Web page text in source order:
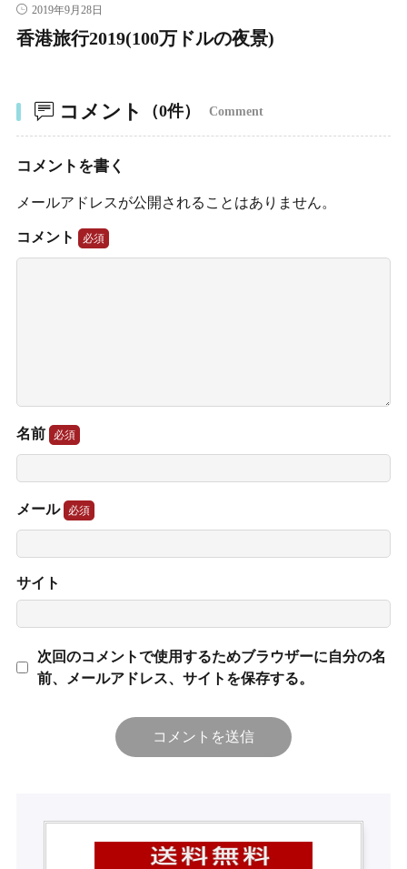
2019年9月28日
香港旅行2019(100万ドルの夜景)
コメント （0件） Comment
コメントを書く
メールアドレスが公開されることはありません。
コメント
名前
メール
サイト
次回のコメントで使用するためブラウザーに自分の名
前、メールアドレス、サイトを保存する。